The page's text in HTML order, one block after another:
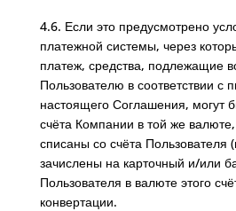
4.6. Если это предусмотрено
платежной системы, через
платеж, средства, подлежащие
Пользователю в соответствии с
настоящего Соглашения, могут
счёта Компании в той же
списаны со счёта Пользователя
зачислены на карточный и/или
Пользователя в валюте этого
конвертации.